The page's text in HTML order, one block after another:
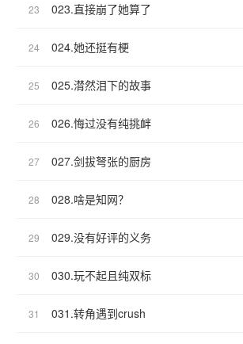
23 023.直接崩了她算了
24 024.她还挺有梗
25 025.潸然泪下的故事
26 026.悔过没有纯挑衅
27 027.剑拔弩张的厨房
28 028.啥是知网？
29 029.没有好评的义务
30 030.玩不起且纯双标
31 031.转角遇到crush